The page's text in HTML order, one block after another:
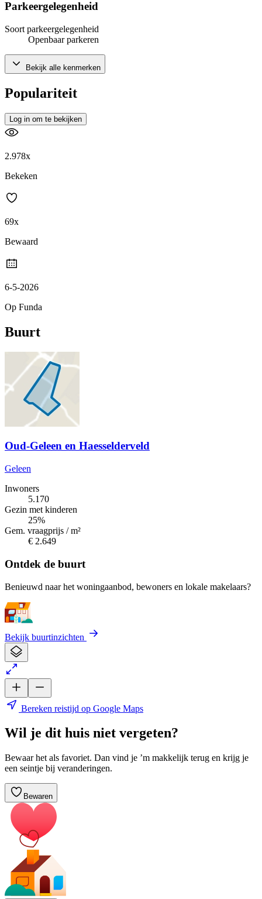
Parkeergelegenheid
Soort parkeergelegenheid
Openbaar parkeren
Bekijk alle kenmerken
Populariteit
Log in om te bekijken
2.978x
Bekeken
69x
Bewaard
6-5-2026
Op Funda
Buurt
Oud-Geleen en Haesselderveld
Geleen
Inwoners
5.170
Gezin met kinderen
25%
Gem. vraagprijs / m²
€ 2.649
Ontdek de buurt
Benieuwd naar het woningaanbod, bewoners en lokale makelaars?
Bekijk buurtinzichten
Bereken reistijd op Google Maps
Wil je dit huis niet vergeten?
Bewaar het als favoriet. Dan vind je ’m makkelijk terug en krijg je
een seintje bij veranderingen.
Bewaren